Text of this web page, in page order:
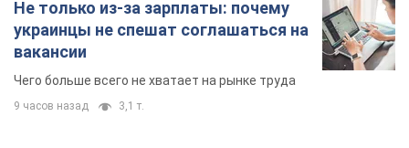
Не только из-за зарплаты: почему
украинцы не спешат соглашаться на
вакансии
Чего больше всего не хватает на рынке труда
9 часов назад 3,1 т.